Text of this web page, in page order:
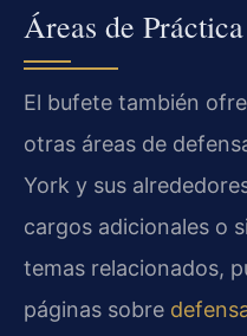
Áreas de
El bufete también
otras áreas de
York y sus
cargos adicionales o
temas relacionados,
páginas sobre